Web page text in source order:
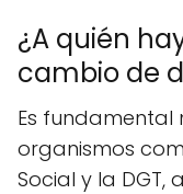
¿A quién
cambio de
Es
organismos
Social y la